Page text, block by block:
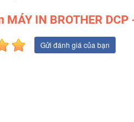
IN BROTHER DCP
Gửi đánh giá của bạn